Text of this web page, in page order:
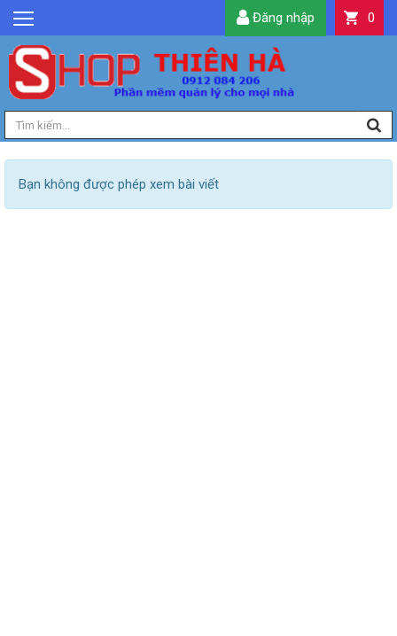
GIỚI THIỆU
TIN TỨC
SẢN PHẨM
DỊCH VỤ
TIỆN ÍCH
0
Đăng nhập
Bạn không được phép xem bài viết